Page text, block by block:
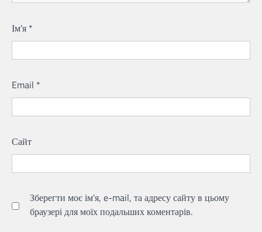
Ім'я *
Email *
Сайт
Зберегти моє ім'я, e-mail, та адресу сайту в цьому
браузері для моїх подальших коментарів.